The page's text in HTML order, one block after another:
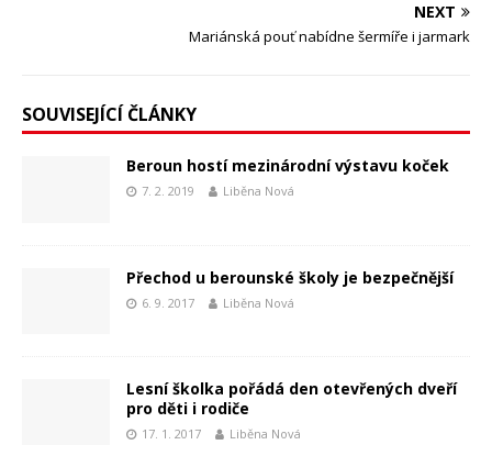
NEXT
Mariánská pouť nabídne šermíře i jarmark
SOUVISEJÍCÍ ČLÁNKY
Beroun hostí mezinárodní výstavu koček
7. 2. 2019 Liběna Nová
Přechod u berounské školy je bezpečnější
6. 9. 2017 Liběna Nová
Lesní školka pořádá den otevřených dveří
pro děti i rodiče
17. 1. 2017 Liběna Nová